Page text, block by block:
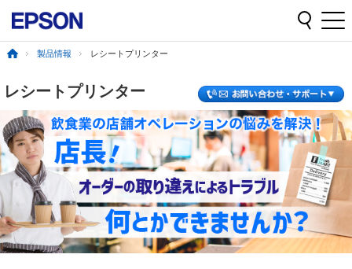
製品情報 レシートプリンター
レシートプリンター